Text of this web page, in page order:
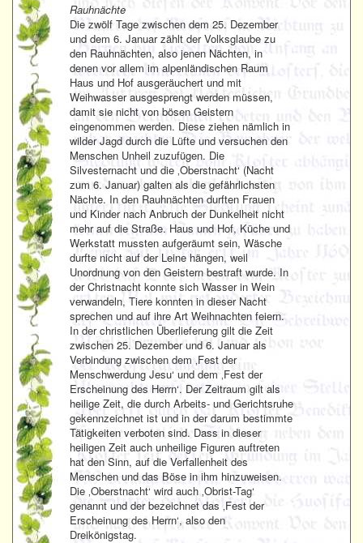
Rauhnächte
Die zwölf Tage zwischen dem 25. Dezember
und dem 6. Januar zählt der Volksglaube zu
den Rauhnächten, also jenen Nächten, in
denen vor allem im alpenländischen Raum
Haus und Hof ausgeräuchert und mit
Weihwasser ausgesprengt werden müssen,
damit sie nicht von bösen Geistern
eingenommen werden. Diese ziehen nämlich in
wilder Jagd durch die Lüfte und versuchen den
Menschen Unheil zuzufügen. Die
Silvesternacht und die ‚Oberstnacht‘ (Nacht
zum 6. Januar) galten als die gefährlichsten
Nächte. In den Rauhnächten durften Frauen
und Kinder nach Anbruch der Dunkelheit nicht
mehr auf die Straße. Haus und Hof, Küche und
Werkstatt mussten aufgeräumt sein, Wäsche
durfte nicht auf der Leine hängen, weil
Unordnung von den Geistern bestraft wurde. In
der Christnacht konnte sich Wasser in Wein
verwandeln, Tiere konnten in dieser Nacht
sprechen und auf ihre Art Weihnachten feiern.
In der christlichen Überlieferung gilt die Zeit
zwischen 25. Dezember und 6. Januar als
Verbindung zwischen dem ‚Fest der
Menschwerdung Jesu‘ und dem ‚Fest der
Erscheinung des Herrn‘. Der Zeitraum gilt als
heilige Zeit, die durch Arbeits- und Gerichtsruhe
gekennzeichnet ist und in der darum bestimmte
Tätigkeiten verboten sind. Dass in dieser
heiligen Zeit auch unheilige Figuren auftreten
hat den Sinn, auf die Verfallenheit des
Menschen und das Böse in ihm hinzuweisen.
Die ‚Oberstnacht‘ wird auch ‚Obrist-Tag‘
genannt und der bezeichnet das ‚Fest der
Erscheinung des Herrn‘, also den
Dreikönigstag.